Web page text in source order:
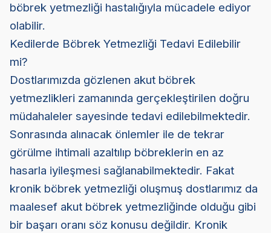
böbrek yetmezliği hastalığıyla mücadele ediyor
olabilir.
Kedilerde Böbrek Yetmezliği Tedavi Edilebilir
mi?
Dostlarımızda gözlenen akut böbrek
yetmezlikleri zamanında gerçekleştirilen doğru
müdahaleler sayesinde tedavi edilebilmektedir.
Sonrasında alınacak önlemler ile de tekrar
görülme ihtimali azaltılıp böbreklerin en az
hasarla iyileşmesi sağlanabilmektedir. Fakat
kronik böbrek yetmezliği oluşmuş dostlarımız da
maalesef akut böbrek yetmezliğinde olduğu gibi
bir başarı oranı söz konusu değildir. Kronik